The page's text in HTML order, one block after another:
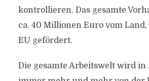
kontrollieren. Das gesamte
ca. 40 Millionen Euro vom
EU gefördert.
Die gesamte Arbeitswelt wird